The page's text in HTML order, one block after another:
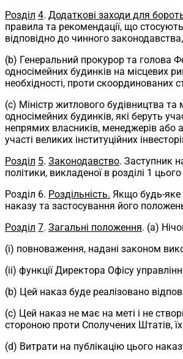
Розділ 4. Додаткові заходи для
правила та рекомендації, що
відповідно до чинного
(b) Генеральний прокурор та голова
односімейних будинків на місцевих
необхідності, проти скоординованих
(c) Міністр житлового будівництва
односімейних будинків, які беруть
непрямих власників, менеджерів або
участі великих інституційних
Розділ 5. Законодавство. Заступник
політики, викладеної в розділі 1
Розділ 6. Роздільність. Якщо будь-яке
наказу та застосування його
Розділ 7. Загальні положення. (a)
(i) повноваження, надані законом
(ii) функції Директора Офісу
(b) Цей наказ буде реалізовано
(c) Цей наказ не має на меті і не
стороною проти Сполучених Штатів,
(d) Витрати на публікацію цього